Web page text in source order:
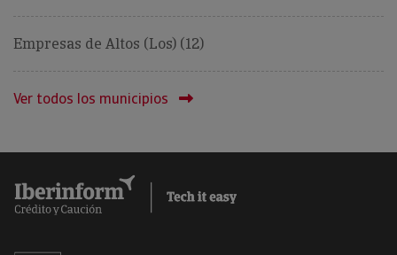
Empresas de Altos (Los) (12)
Ver todos los municipios